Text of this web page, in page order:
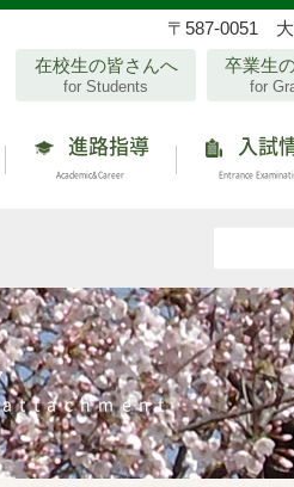
〒587-0051 大
在校生の皆さんへ
for Students
卒業生
for
進路指導
Academic&Career
入試
Entrance
attachment